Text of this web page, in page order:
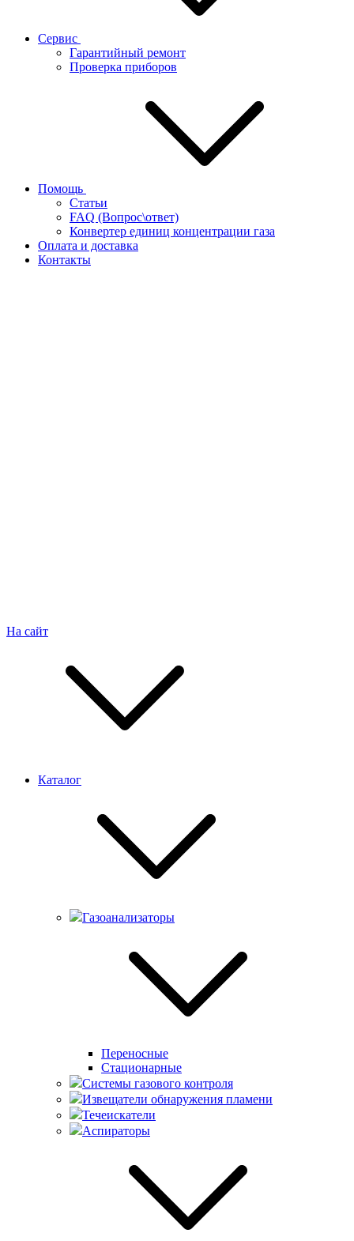
Сервис
Гарантийный ремонт
Проверка приборов
Помощь
Статьи
FAQ (Вопрос\ответ)
Конвертер единиц концентрации газа
Оплата и доставка
Контакты
На сайт
Каталог
Газоанализаторы
Переносные
Стационарные
Системы газового контроля
Извещатели обнаружения пламени
Течеискатели
Аспираторы